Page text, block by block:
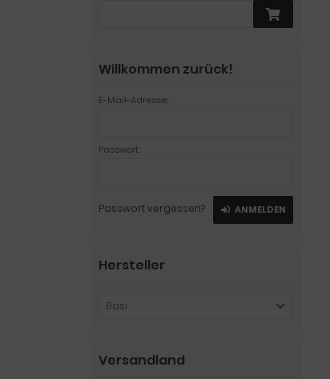
Willkommen zurück!
E-Mail-Adresse:
Passwort:
Passwort vergessen? ANMELDEN
Hersteller
Basi
Versandland